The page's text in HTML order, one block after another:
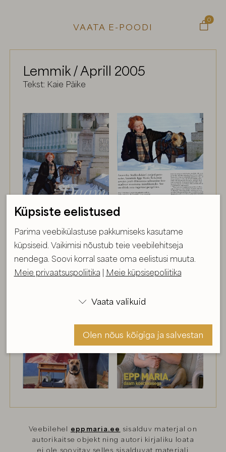
VAATA E-POODI
0

Lemmik / Aprill 2005
Tekst: Kaie Päike
Veebilehel eppmaria.ee sisalduv materjal on
autorikaitse objekt ning autori kirjaliku loata
ei ole soovitav selles sisalduvat materjali
Küpsiste eelistused
Parima veebikülastuse pakkumiseks kasutame
küpsiseid. Vaikimisi nõustub teie veebilehitseja
nendega. Soovi korral saate oma eelistusi muuta.
Meie privaatsuspoliitika | Meie küpsisepoliitika
 Vaata valikuid
Olen nõus kõigiga ja salvestan